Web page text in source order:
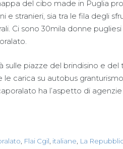
del cibo made in Puglia
e stranieri, sia tra le fila degli
Ci sono 30mila donne
piazze del brindisino e
carica su autobus
ha l’aspetto di
Flai Cgil italiane La